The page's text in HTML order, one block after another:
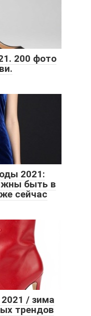
200 фото
2021:
быть в
сейчас
/ зима
трендов